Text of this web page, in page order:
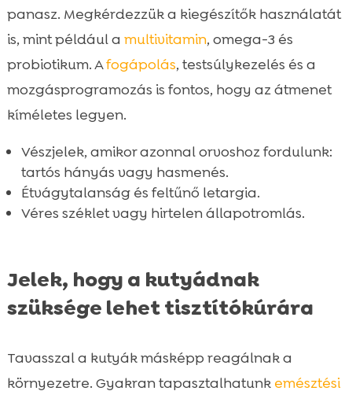
panasz. Megkérdezzük a kiegészítők használatát
is, mint például a multivitamin, omega-3 és
probiotikum. Afogápolás, testsúlykezelés és a
mozgásprogramozás is fontos, hogy az átmenet
kíméletes legyen.
Vészjelek, amikor azonnal orvoshoz fordulunk:
tartós hányás vagy hasmenés.
Étvágytalanság és feltűnő letargia.
Véres széklet vagy hirtelen állapotromlás.
Jelek, hogy a kutyádnak
szüksége lehet tisztítókúrára
Tavasszal a kutyák másképp reagálnak a
környezetre. Gyakran tapasztalhatunk emésztési